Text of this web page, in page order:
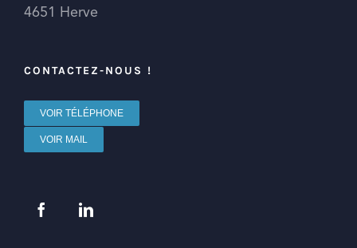
4651 Herve
CONTACTEZ-NOUS !
VOIR TÉLÉPHONE
VOIR MAIL